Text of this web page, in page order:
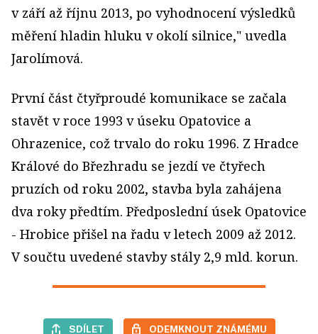
v září až říjnu 2013, po vyhodnocení výsledků
měření hladin hluku v okolí silnice," uvedla
Jarolímová.
První část čtyřproudé komunikace se začala
stavět v roce 1993 v úseku Opatovice a
Ohrazenice, což trvalo do roku 1996. Z Hradce
Králové do Březhradu se jezdí ve čtyřech
pruzích od roku 2002, stavba byla zahájena
dva roky předtím. Předposlední úsek Opatovice
- Hrobice přišel na řadu v letech 2009 až 2012.
V součtu uvedené stavby stály 2,9 mld. korun.
SDÍLET ODEMKNOUT ZNÁMÉMU